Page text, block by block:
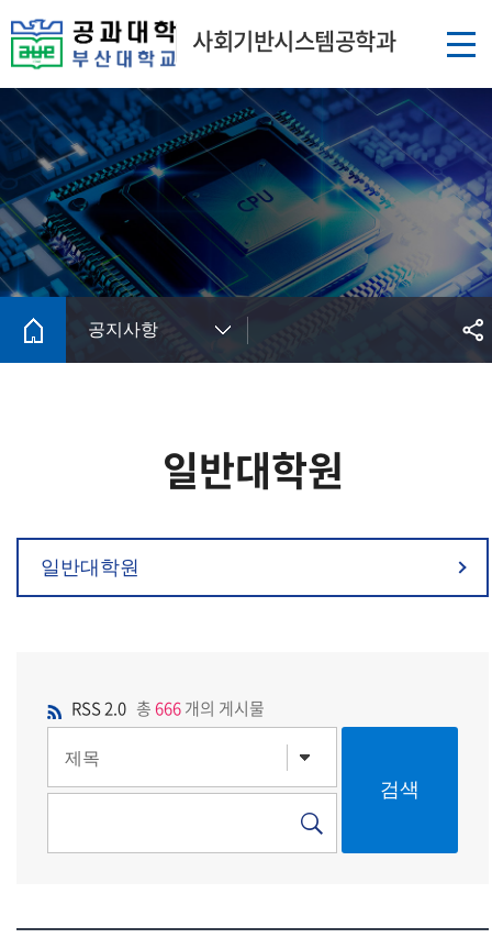
사회기반시스템공학과
공지사항
일반대학원
일반대학원
RSS 2.0 총666개의 게시물